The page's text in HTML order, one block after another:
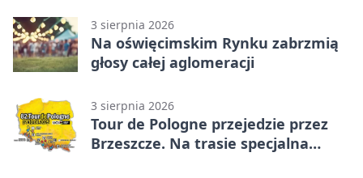
3 sierpnia 2026
Na oświęcimskim Rynku zabrzmią
głosy całej aglomeracji
3 sierpnia 2026
Tour de Pologne przejedzie przez
Brzeszcze. Na trasie specjalna